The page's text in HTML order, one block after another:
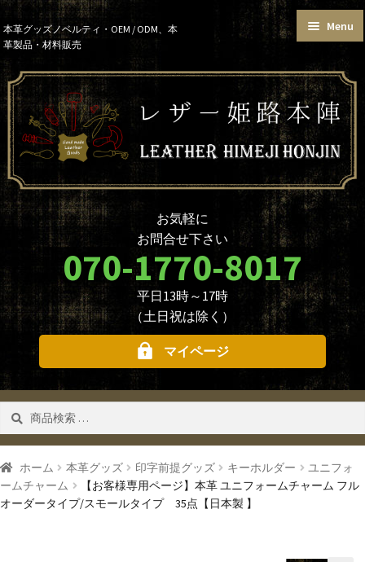
Skip
to
navigation
Skip
to
content
本革グッズノベルティ・OEM / ODM、本
革製品・材料販売
Menu
お買い物ガイド
本革グッズ
本革材料
単語帳サイズおまとめセット
価格帯で選ぶ
名入れ☆ロゴ入れオプションに
ついて
ノベルティ・大口注文について
商品のカスタマイズについて
革製品を取り扱う業者様へ
（OEMについて）
本革材料のカスタムメイド
本革材料一覧
型押し型一覧
お問合せ
お気軽に
お問合せ下さい
070-1770-8017
平日13時～17時
（土日祝は除く）
マイページ
対
象:
検索
ホーム 本革グッズ 印字前提グッズ キーホルダー
ユニフォ
ームチャーム
【お客様専用ページ】本革 ユニフォームチャーム フル
オーダータイプ/スモールタイプ 35点【日本製 】